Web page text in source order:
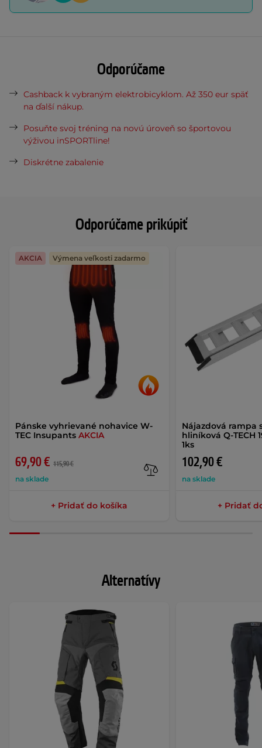
Odporúčame prikúpiť
Pánske vyhrievané nohavice W-
TEC Insupants AKCIA
69,90 € 115,90 €
na sklade
AKCIA Výmena veľkosti zadarmo
+ Pridať do košíka
Nájazdová rampa
hliníková Q-TECH
1ks
102,90 €
na sklade
+ Pridať
Odporúčame
Cashback k vybraným elektrobicyklom. Až 350 eur späť
na ďalší nákup.
Posuňte svoj tréning na novú úroveň so športovou
výživou inSPORTline!
Diskrétne zabalenie
Alternatívy